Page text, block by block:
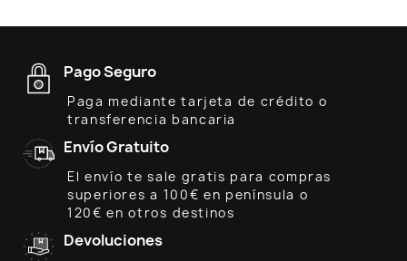
Pago Seguro
Paga mediante tarjeta de crédito o
transferencia bancaria
Envío Gratuito
El envío te sale gratis para compras
superiores a 100€ en península o
120€ en otros destinos
Devoluciones